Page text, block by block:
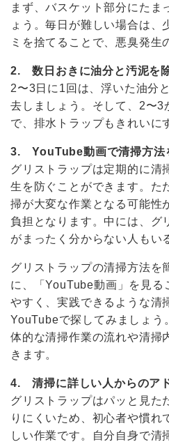
まず、バスケット部分にたま
ょう。毎日が難しい場合は、
ミを捨てることで、悪臭発生
2. 数日おきに油分と汚泥を
2〜3日に1回は、浮いた油分
去しましょう。そして、2〜3
で、排水トラップもきれいに
3. YouTube動画で清掃方法
グリストラップは定期的に清
生を防ぐことができます。た
掃が大変な作業となる可能性
負担となります。中には、グ
がまったく分からない人もい
グリストラップの清掃方法を
に、「YouTube動画」を見る
やすく、実践できるような清
YouTubeで探してみましょう
体的な清掃作業の流れや清掃
きます。
4. 清掃に詳しい人からのア
グリストラップはパッと見た
りにくいため、初心者や慣れ
しい作業です。自分自身で清